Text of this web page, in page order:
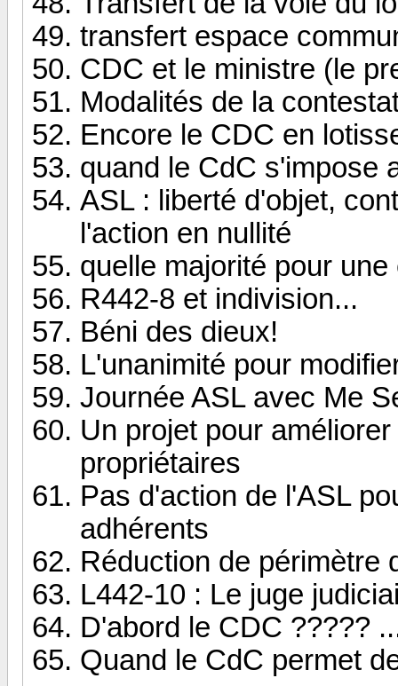
transfert espace
CDC et le ministre (le
Modalités de la
Encore le CDC en
quand le CdC s'impose
ASL : liberté d'objet,
l'action en nullité
quelle majorité pour
R442-8 et indivision...
Béni des dieux!
L'unanimité pour
Journée ASL avec Me
Un projet pour
propriétaires
Pas d'action de l'ASL
adhérents
Réduction de périmètre
L442-10 : Le juge
D'abord le CDC ?????
Quand le CdC permet